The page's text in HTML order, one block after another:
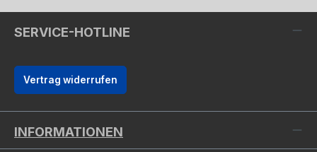
SERVICE-HOTLINE
Vertrag widerrufen
INFORMATIONEN